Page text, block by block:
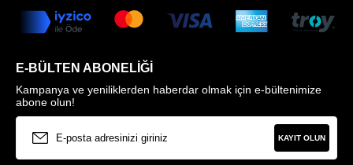
E-BÜLTEN ABONELIĞI
Kampanya ve yeniliklerden haberdar olmak için e-bültenimize
abone olun!
KAYIT OLUN